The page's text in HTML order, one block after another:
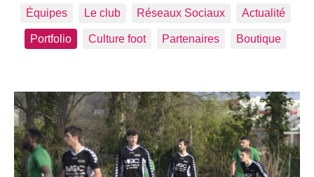
Équipes Le club Réseaux Sociaux Actualité
Portfolio Culture foot Partenaires Boutique